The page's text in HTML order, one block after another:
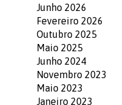
Junho 2026
Fevereiro 2026
Outubro 2025
Maio 2025
Junho 2024
Novembro 2023
Maio 2023
Janeiro 2023